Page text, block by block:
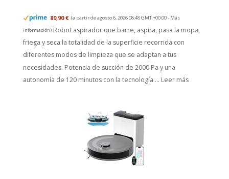
89,90 € (a partir de agosto 6, 2026 08:48 GMT +00:00 - Más
información) Robot aspirador que barre, aspira, pasa la mopa,
friega y seca la totalidad de la superficie recorrida con
diferentes modos de limpieza que se adaptan a tus
necesidades. Potencia de succión de 2000 Pa y una
autonomía de 120 minutos con la tecnología ... Leer más